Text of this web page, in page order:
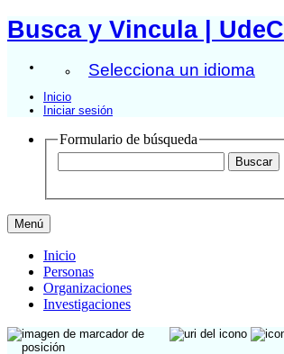
Busca y Vincula | UdeC
Selecciona un idioma
Inicio
Iniciar sesión
Formulario de búsqueda
Menú
Inicio
Personas
Organizaciones
Investigaciones